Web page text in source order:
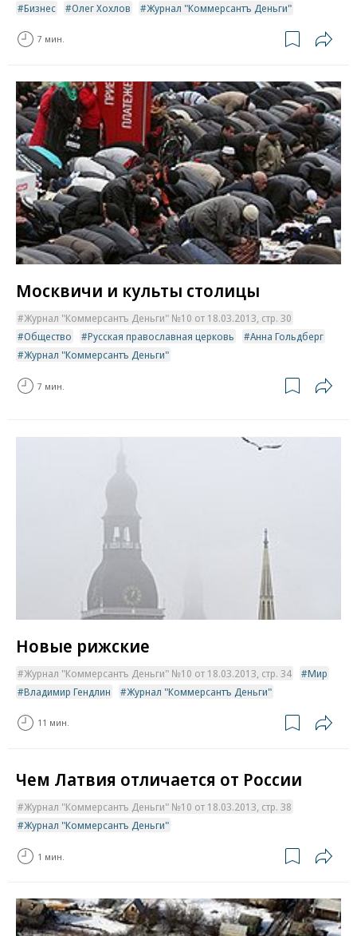
Бизнес
Олег Хохлов Журнал "Коммерсантъ Деньги"
7 мин.
Москвичи и культы столицы
Журнал "Коммерсантъ Деньги" №10 от 18.03.2013, стр. 30
Общество
Русская православная церковь
Анна Гольдберг
Журнал "Коммерсантъ Деньги"
7 мин.
Новые рижские
Журнал "Коммерсантъ Деньги" №10 от 18.03.2013, стр. 34
Мир
Владимир Гендлин
Журнал "Коммерсантъ Деньги"
11 мин.
Чем Латвия отличается от России
Журнал "Коммерсантъ Деньги" №10 от 18.03.2013, стр. 38
Журнал "Коммерсантъ Деньги"
1 мин.